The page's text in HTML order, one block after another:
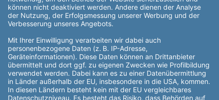
Vertragsinformationen
Rechtliches
Datenaustausch
Informationspflichten
Wertemanagement
Nutzungsbedingungen
Barrierefreiheitserklärung